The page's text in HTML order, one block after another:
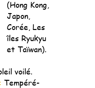
(Hong Kong,
Japon,
Corée, Les
îles Ryukyu
et Taïwan).
voilé.
Tempéré-